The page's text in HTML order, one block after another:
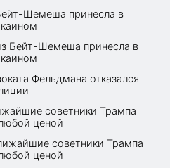
Шемеша принесла в
Бейт-Шемеша принесла в
Фельдмана отказался
советники Трампа
ценой
советники Трампа
ценой